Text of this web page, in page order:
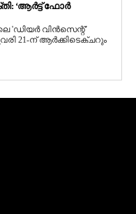
‘ആർട്ട് ഫോർ
'ഡിയർ വിൻസെന്റ്'
21-ന് ആർക്കിടെക്ചറും